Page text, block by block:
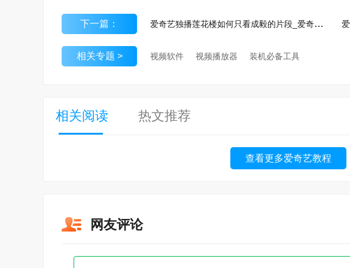
下一篇： 爱奇艺独播莲花楼如何只看成毅的片段_爱奇艺客户端只看TA功能使用技巧
相关专题 > 视频软件 视频播放器 装机必备工具
相关阅读 热文推荐
查看更多爱奇艺教程
网友评论